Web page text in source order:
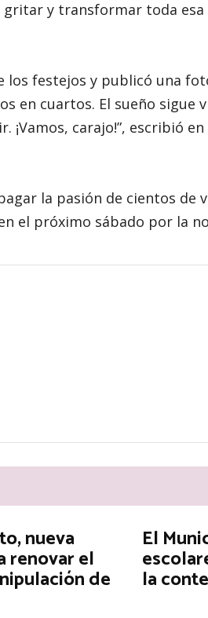
gritar y transformar toda esa
los festejos y publicó una
en cuartos. El sueño sigue
carajo!”, escribió en
la pasión de cientos de
el próximo sábado por la
nueva
renovar el
de
El
la